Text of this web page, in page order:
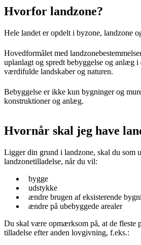
Hvorfor landzone?
Hele landet er opdelt i byzone, landzone
Hovedformålet med
uplanlagt og spredt bebyggelse og anlæg i
værdifulde landskaber og naturen.
Bebyggelse er ikke kun bygninger og
konstruktioner og anlæg.
Hvornår skal jeg have
Ligger din grund i landzone, skal du som
landzonetilladelse, når du vil:
bygge
udstykke
ændre brugen af eksisterende
ændre på ubebyggede arealer
Du skal være opmærksom på, at de fleste
tilladelse efter anden lovgivning, f.eks.: